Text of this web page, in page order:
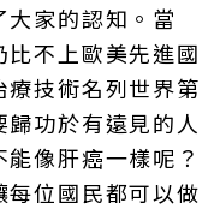
家的認知。當
不上歐美先進國
技術名列世界第
功於有遠見的人
像肝癌一樣呢？
位國民都可以做